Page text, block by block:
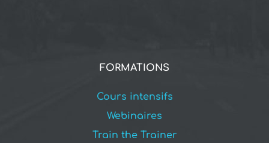
FORMATIONS
Cours intensifs
Webinaires
Train the Trainer